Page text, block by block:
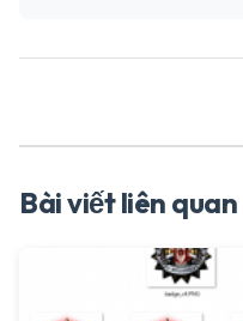
Bài viết liên quan